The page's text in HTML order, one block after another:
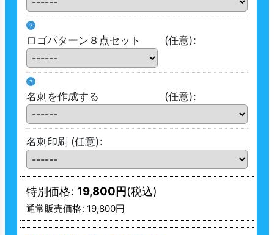
?
ロゴパターン８点セット (任意):
?
名刺を作成する (任意):
名刺印刷 (任意):
特別価格: 19,800円(税込)
通常販売価格: 19,800円